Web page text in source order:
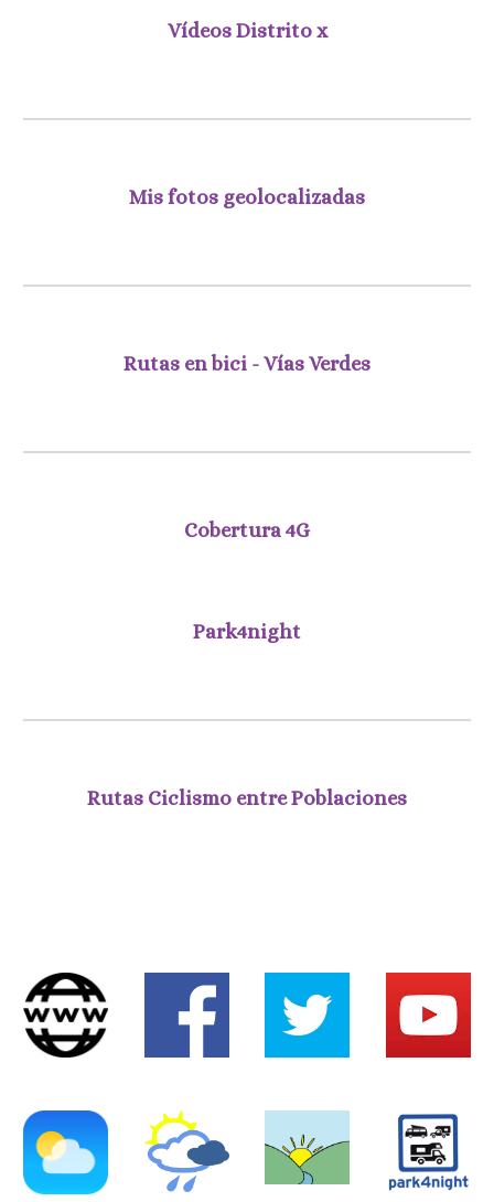
Vídeos Distrito x
Mis fotos geolocalizadas
Rutas en bici - Vías Verdes
Cobertura 4G
Park4night
Rutas Ciclismo entre Poblaciones